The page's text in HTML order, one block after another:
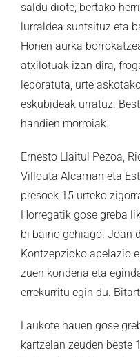
saldu diote, bertako
lurraldea suntsituz eta
Honen aurka
atxilotuak izan dira,
leporatuta, urte
eskubideak urratuz.
handien morroiak.
Ernesto Llaitul Pezoa,
Villouta Alcaman eta
presoek 15 urteko
Horregatik gose greba
bi baino gehiago. Joan
Kontzepzioko apelazio
zuen kondena eta
errekurritu egin du.
Laukote hauen gose
kartzelan zeuden beste